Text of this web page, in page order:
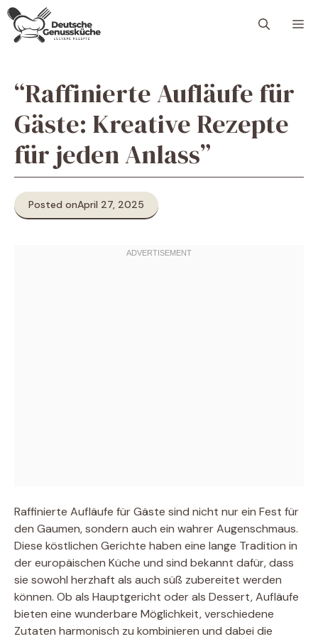
Skip
content
“Raffinierte Aufläufe für
Gäste: Kreative Rezepte
für jeden Anlass”
Posted onApril 27, 2025
Raffinierte Aufläufe für Gäste sind nicht nur ein Fest für
den Gaumen, sondern auch ein wahrer Augenschmaus.
Diese köstlichen Gerichte haben eine lange Tradition in
der europäischen Küche und sind bekannt dafür, dass
sie sowohl herzhaft als auch süß zubereitet werden
können. Ob als Hauptgericht oder als Dessert, Aufläufe
bieten eine wunderbare Möglichkeit, verschiedene
Zutaten harmonisch zu kombinieren und dabei die